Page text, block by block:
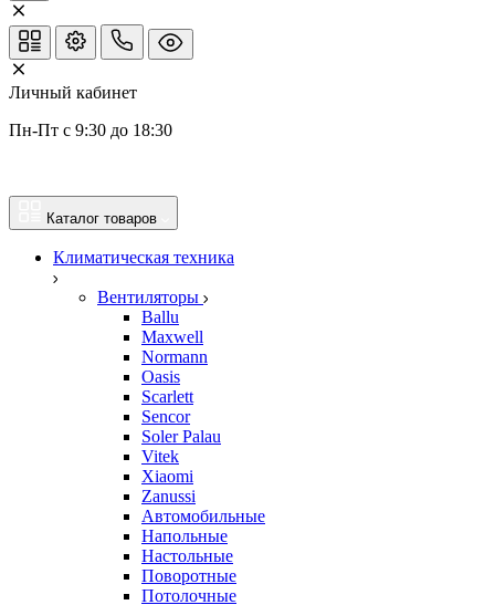
Личный кабинет
Пн-Пт с 9:30 до 18:30
Каталог товаров
Климатическая техника
Вентиляторы
Ballu
Maxwell
Normann
Oasis
Scarlett
Sencor
Soler Palau
Vitek
Xiaomi
Zanussi
Автомобильные
Напольные
Настольные
Поворотные
Потолочные